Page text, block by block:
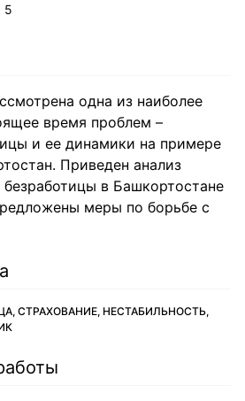
5
одна из наиболее
время проблем –
и ее динамики на примере
Приведен анализ
в Башкортостане
меры по борьбе с
СТРАХОВАНИЕ, НЕСТАБИЛЬНОСТЬ,